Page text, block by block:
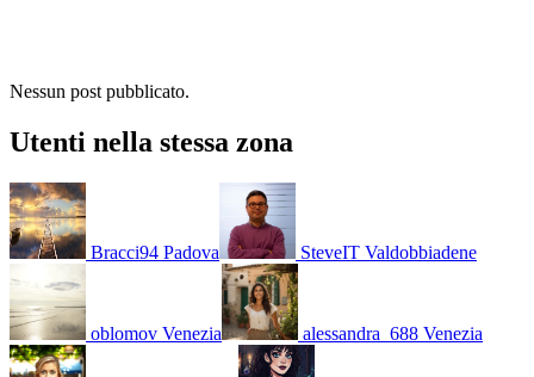
Nessun post pubblicato.
Utenti nella stessa zona
Bracci94 Padova SteveIT Valdobbiadene
oblomov Venezia alessandra_688 Venezia